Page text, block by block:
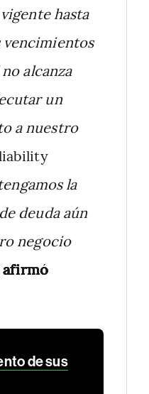
hasta
vencimientos
alcanza
un
a nuestro
la
deuda aún
negocio
afirmó
de sus